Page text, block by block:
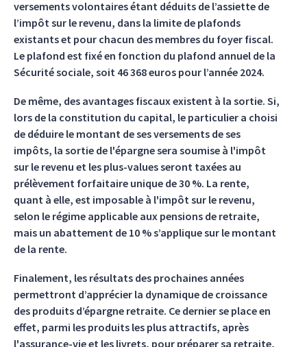
versements volontaires étant déduits de l’assiette de
l’impôt sur le revenu, dans la limite de plafonds
existants et pour chacun des membres du foyer fiscal.
Le plafond est fixé en fonction du plafond annuel de la
Sécurité sociale, soit 46 368 euros pour l’année 2024.
De même, des avantages fiscaux existent à la sortie. Si,
lors de la constitution du capital, le particulier a choisi
de déduire le montant de ses versements de ses
impôts, la sortie de l'épargne sera soumise à l'impôt
sur le revenu et les plus-values seront taxées au
prélèvement forfaitaire unique de 30 %. La rente,
quant à elle, est imposable à l'impôt sur le revenu,
selon le régime applicable aux pensions de retraite,
mais un abattement de 10 % s’applique sur le montant
de la rente.
Finalement, les résultats des prochaines années
permettront d’apprécier la dynamique de croissance
des produits d’épargne retraite. Ce dernier se place en
effet, parmi les produits les plus attractifs, après
l'assurance-vie et les livrets, pour préparer sa retraite,